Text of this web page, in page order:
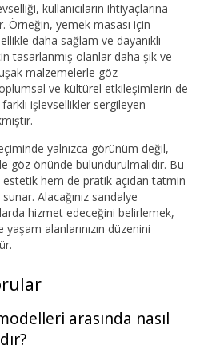
kullanıcıların ihtiyaçlarına
Örneğin, yemek masası için
daha sağlam ve dayanıklı
tasarlanmış olanlar daha şık ve
malzemelerle göz
ve kültürel etkileşimlerin de
işlevsellikler sergileyen
yalnızca görünüm değil,
göz önünde bulundurulmalıdır. Bu
hem de pratik açıdan tatmin
Alacağınız sandalye
hizmet edeceğini belirlemek,
alanlarınızın düzenini
arasında nasıl